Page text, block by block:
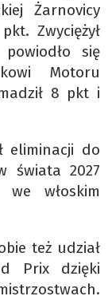
Żarnovicy
Zwyciężył
się
Motoru
8 pkt i
eliminacji do
świata 2027
włoskim
też udział
Prix dzięki